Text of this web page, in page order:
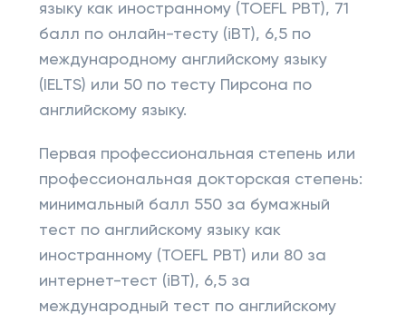
языку как иностранному (TOEFL PBT), 71
балл по онлайн-тесту (iBT), 6,5 по
международному английскому языку
(IELTS) или 50 по тесту Пирсона по
английскому языку.
Первая профессиональная степень или
профессиональная докторская степень:
минимальный балл 550 за бумажный
тест по английскому языку как
иностранному (TOEFL PBT) или 80 за
интернет-тест (iBT), 6,5 за
международный тест по английскому